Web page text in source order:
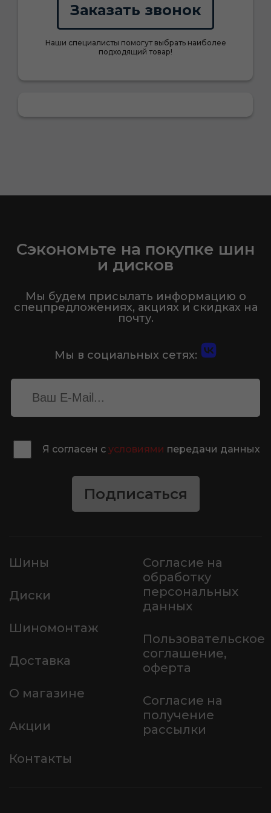
Заказать звонок
Наши специалисты помогут выбрать наиболее
подходящий товар!
Сэкономьте на покупке шин
и дисков
Мы будем присылать информацию о
спецпредложениях, акциях и скидках на
почту.
Мы в социальных сетях:
Я согласен с условиями передачи данных
Подписаться
Шины
Диски
Шиномонтаж
Доставка
О магазине
Акции
Контакты
Согласие на
обработку
персональных
данных
Пользовательское
соглашение,
оферта
Согласие на
получение
рассылки